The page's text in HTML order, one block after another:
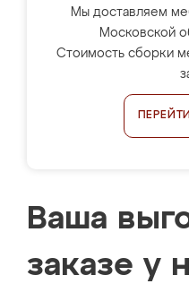
Мы доставляем
Московской
Стоимость сборки
Ваша
заказе у